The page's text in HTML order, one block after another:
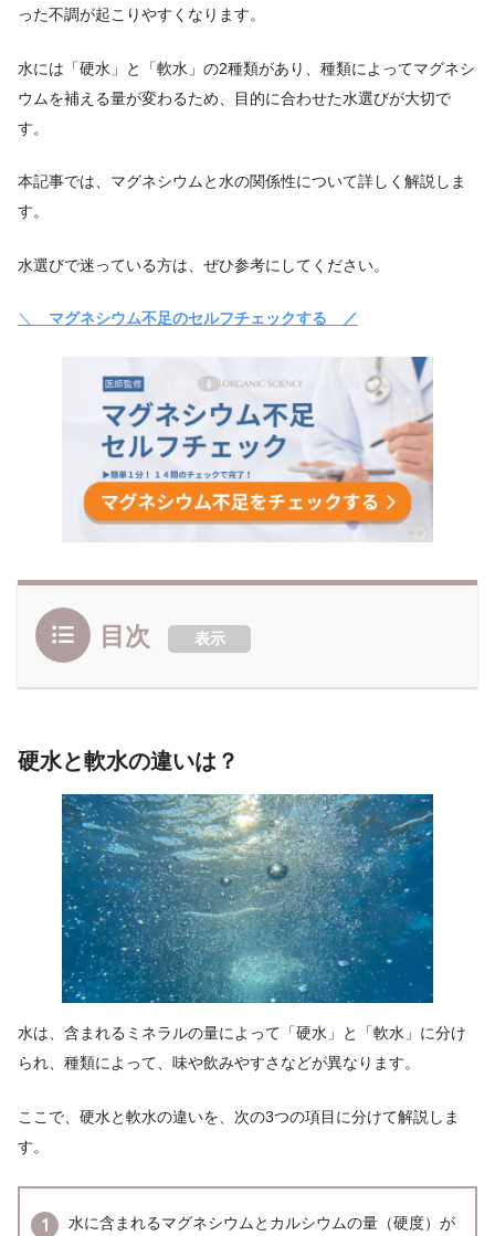
った不調が起こりやすくなります。
水には「硬水」と「軟水」の2種類があり、種類によってマグネシ
ウムを補える量が変わるため、目的に合わせた水選びが大切で
す。
本記事では、マグネシウムと水の関係性について詳しく解説しま
す。
水選びで迷っている方は、ぜひ参考にしてください。
＼ マグネシウム不足のセルフチェックする ／
目次 表示
硬水と軟水の違いは？
水は、含まれるミネラルの量によって「硬水」と「軟水」に分け
られ、種類によって、味や飲みやすさなどが異なります。
ここで、硬水と軟水の違いを、次の3つの項目に分けて解説しま
す。
水に含まれるマグネシウムとカルシウムの量（硬度）が